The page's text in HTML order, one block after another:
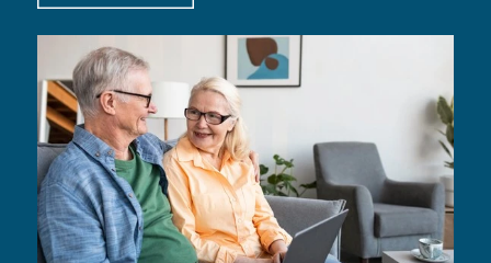
beeinflusst, darunter finanzielle Stabilität,
langfristige Lebenspläne und individuelle
Prioritäten. Die gegenwärtige Marktlage und die
hohen Immobilienpreise führen dazu, dass viele
Menschen den Kauf einer Immobilie als eine große
finanzielle Hürde betrachten und sich daher
vorerst für das Mieten entscheiden. Doch ist das
wirklich immer die bessere Lösung?